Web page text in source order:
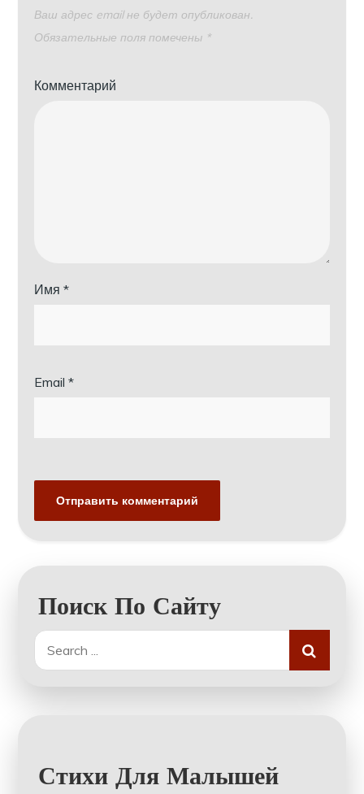
Ваш адрес email не будет опубликован.
Обязательные поля помечены *
Комментарий
Имя*
Email*
Поиск По Сайту
Search
for:
Стихи Для Малышей